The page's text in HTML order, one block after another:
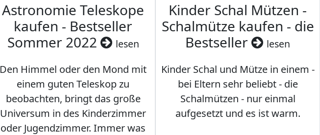
Astronomie Teleskope
kaufen - Bestseller
Sommer 2022
lesen
Den Himmel oder den Mond mit
einem guten Teleskop zu
beobachten, bringt das große
Universum in des Kinderzimmer
oder Jugendzimmer. Immer was
Kinder Schal Mützen -
Schalmütze kaufen - die
Bestseller
lesen
Kinder Schal und Mütze in einem -
bei Eltern sehr beliebt - die
Schalmützen - nur einmal
aufgesetzt und es ist warm.